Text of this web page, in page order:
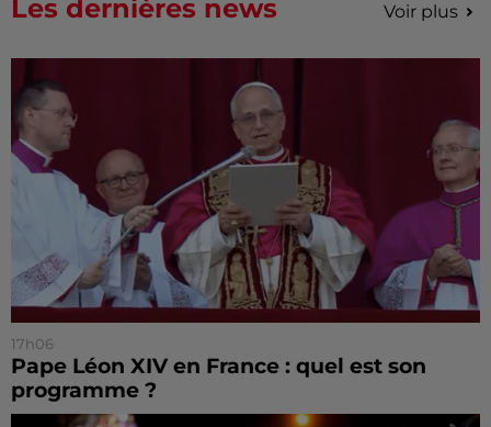
Les dernières news Voir plus
17h06
Pape Léon XIV en France : quel est son
programme ?